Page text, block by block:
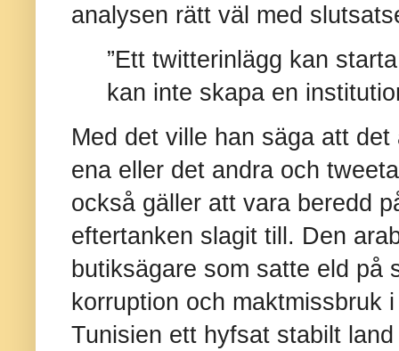
analysen rätt väl med
”Ett twitterinlägg kan
kan inte skapa en
Med det ville han säga att
ena eller det andra och
också gäller att vara beredd
eftertanken slagit till. Den
butiksägare som satte eld på
korruption och maktmissbruk
Tunisien ett hyfsat stabilt